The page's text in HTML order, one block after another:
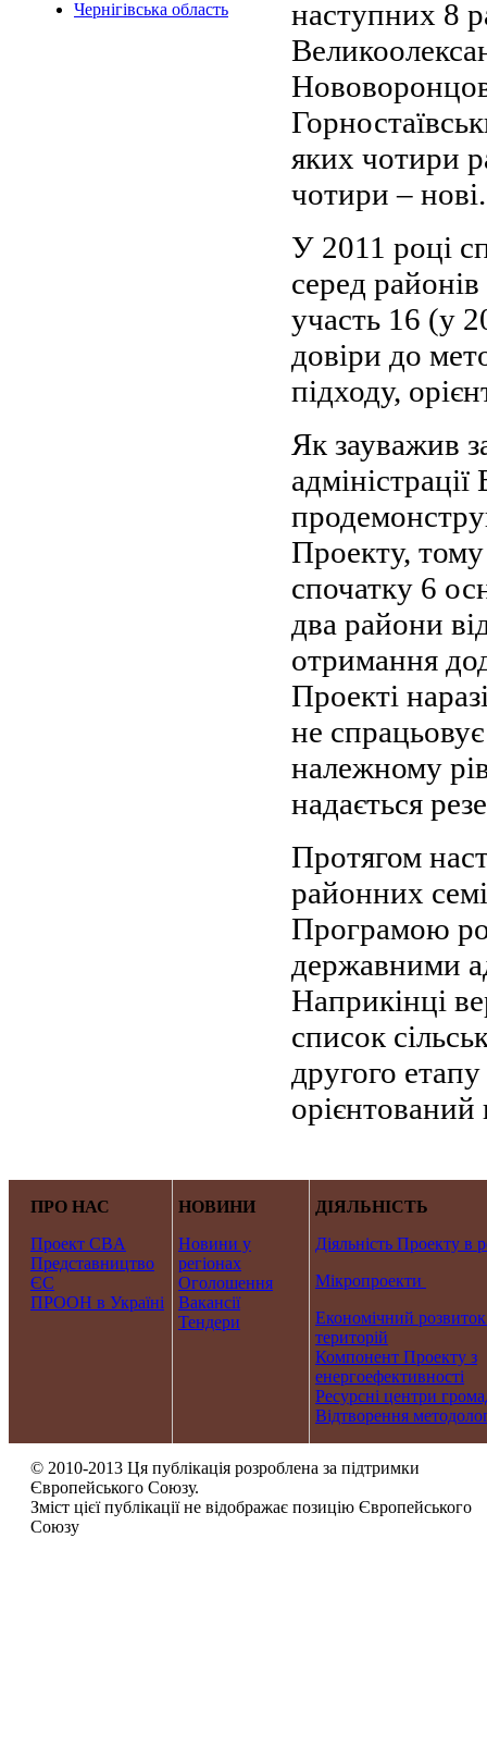
Чернігівська область
наступних 8
яких чотири
чотири – нові.
У 2011 році
серед
участь 16 (у
довіри до
підходу,
Як зауважив
Проекту,
спочатку 6
два райони
отримання
Проекті
не
належному
надається
Протягом
районних
Програмою
державними
Наприкінці
список
другого
ПРО НАС
Проект CBA
Представництво
ЄС
ПРООН в Україні
НОВИНИ
Новини у
регіонах
Оголошення
Вакансії
Тендери
ДІЯЛЬНІСТЬ
Діяльність Проекту в
Мікропроекти
Економічний розвиток
територій
Компонент Проекту з
енергоефективності
Ресурсні центри
Відтворення
© 2010-2013 Ця публікація розроблена за підтримки
Європейського Союзу.
Зміст цієї публікації не відображає позицію Європейського
Союзу